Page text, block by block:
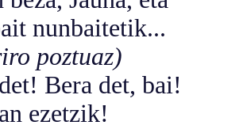
nunbaitetik...
poztuaz)
Bera det, bai!
ezetzik!